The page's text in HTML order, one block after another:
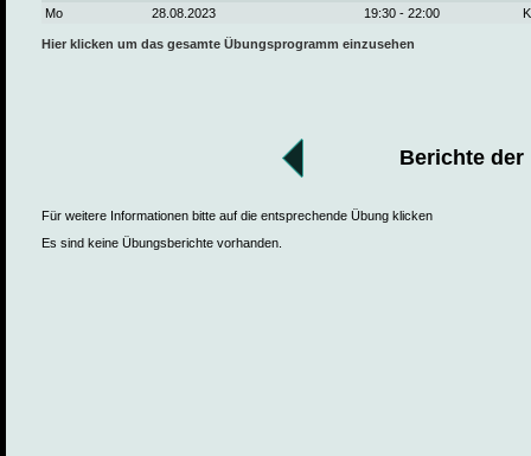
Mo
28.08.2023 19:30 - 22:00
Hier klicken um das gesamte Übungsprogramm einzusehen
Berichte der
Für weitere Informationen bitte auf die entsprechende Übung klicken
Es sind keine Übungsberichte vorhanden.